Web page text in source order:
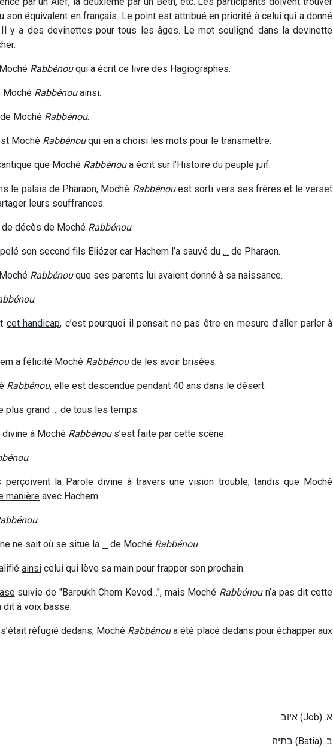
son équivalent en français. Le point est attribué en priorité à celui qui a donné
Il y a des devinettes pour tous les âges. Le mot souligné dans la devinette
Rabbénouqui a écrit ce livre des Hagiographes.
Moché Rabbénouainsi.
Moché Rabbénou.
Moché Rabbénouqui en a choisi les mots pour le transmettre.
que Moché Rabbénoua écrit sur l’Histoire du peuple juif.
le palais de Pharaon, Moché Rabbénouest sorti vers ses frères et le verset
leurs souffrances.
décès de Moché Rabbénou.
son second fils Eliézer car Hachem l’a sauvé du … de Pharaon.
Rabbénouque ses parents lui avaient donné à sa naissance.
.
cet handicap, c’est pourquoi il pensait ne pas être en mesure d’aller parler à
a félicité Moché Rabbénoude les avoir brisées.
Rabbénou, elle est descendue pendant 40 ans dans le désert.
plus grand … de tous les temps.
divine à Moché Rabbénous’est faite par cette scène.
.
perçoivent la Parole divine à travers une vision trouble, tandis que Moché
manière avec Hachem.
.
ne sait où se situe la … de Moché Rabbénou.
ainsi celui qui lève sa main pour frapper son prochain.
suivie de "Baroukh Chem Kevod...", mais Moché Rabbénoun’a pas dit cette
dit à voix basse.
réfugié dedans, Moché Rabbénoua été placé dedans pour échapper aux
איוב (Job) .א
בתיה (Batia) .ב